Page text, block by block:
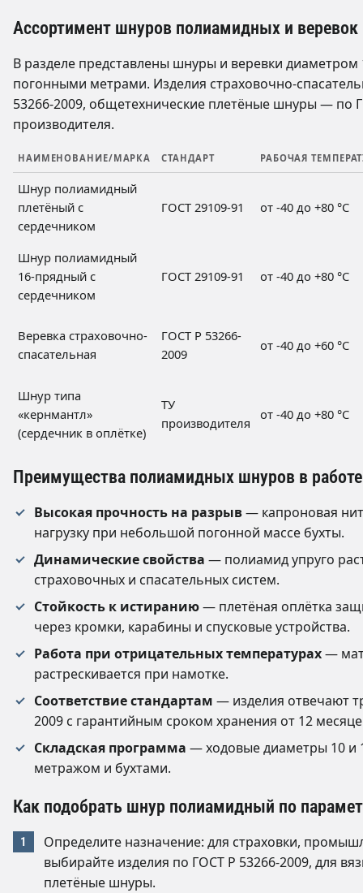
Ассортимент шнуров полиамидных и веревок
В разделе представлены шнуры и веревки
погонными метрами. Изделия страховочно-
53266-2009, общетехнические плетёные шнуры — по
производителя.
НАИМЕНОВАНИЕ/МАРКА СТАНДАРТ РАБОЧАЯ
Шнур полиамидный
плетёный с
сердечником
ГОСТ 29109-91 от -40 до +80 °C
Шнур полиамидный
16-прядный с
сердечником
ГОСТ 29109-91 от -40 до +80 °C
Веревка страховочно-
спасательная
ГОСТ Р 53266-
2009
от -40 до +60 °C
Шнур типа
«кернмантл»
(сердечник в оплётке)
ТУ
производителя
от -40 до +80 °C
Преимущества полиамидных шнуров в работе
Высокая прочность на разрыв— капроновая
нагрузку при небольшой погонной массе бухты.
Динамические свойства — полиамид упруго
страховочных и спасательных систем.
Стойкость к истиранию— плетёная оплётка
через кромки, карабины и спусковые устройства.
Работа при отрицательных температурах—
растрескивается при намотке.
Соответствие стандартам — изделия отвечают
2009 с гарантийным сроком хранения от 12
Складская программа — ходовые диаметры 10 и
метражом и бухтами.
Как подобрать шнур полиамидный по
Определите назначение: для страховки,
выбирайте изделия по ГОСТ Р 53266-2009, для
плетёные шнуры.